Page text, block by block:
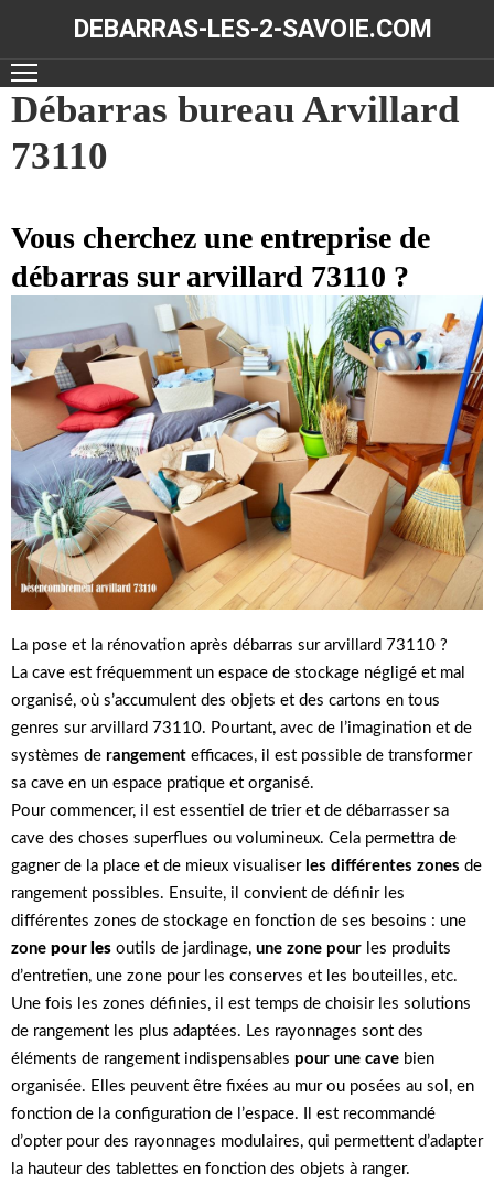
DEBARRAS-LES-2-SAVOIE.COM
ACCUEIL
DÉBARRAS
RÉALISATIONS
CONTACT
Débarras bureau Arvillard
73110
Vous cherchez une entreprise de
débarras sur arvillard 73110 ?
La pose et la rénovation après débarras sur arvillard 73110 ?
La cave est fréquemment un espace de stockage négligé et mal
organisé, où s’accumulent des objets et des cartons en tous
genres sur arvillard 73110. Pourtant, avec de l’imagination et de
systèmes de rangement efficaces, il est possible de transformer
sa cave en un espace pratique et organisé.
Pour commencer, il est essentiel de trier et de débarrasser sa
cave des choses superflues ou volumineux. Cela permettra de
gagner de la place et de mieux visualiser les différentes zones de
rangement possibles. Ensuite, il convient de définir les
différentes zones de stockage en fonction de ses besoins : une
zone pour les outils de jardinage, une zone pour les produits
d’entretien, une zone pour les conserves et les bouteilles, etc.
Une fois les zones définies, il est temps de choisir les solutions
de rangement les plus adaptées. Les rayonnages sont des
éléments de rangement indispensables pour une cave bien
organisée. Elles peuvent être fixées au mur ou posées au sol, en
fonction de la configuration de l’espace. Il est recommandé
d’opter pour des rayonnages modulaires, qui permettent d’adapter
la hauteur des tablettes en fonction des objets à ranger.